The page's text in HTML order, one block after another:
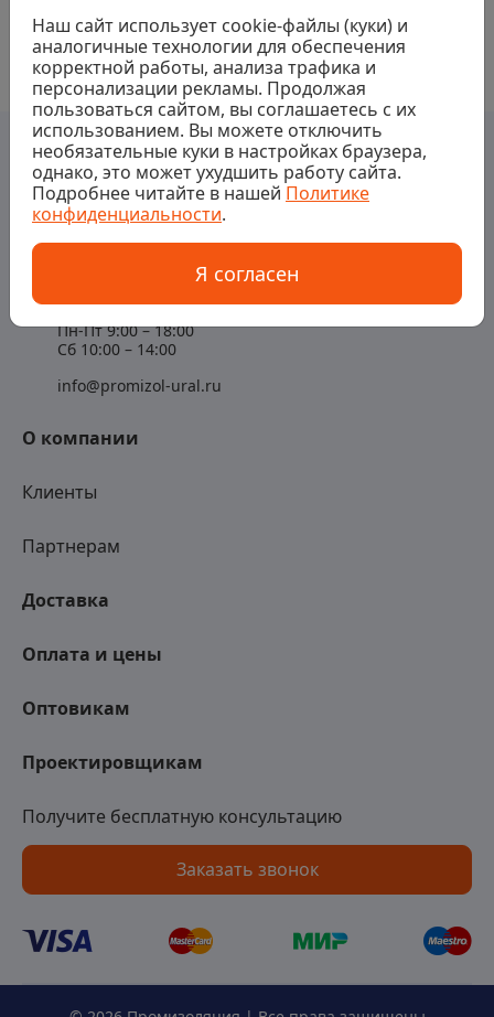
Получите бесплатную консультацию
Заказать звонок
О компании
Клиенты
Партнерам
Доставка
Оплата и цены
Оптовикам
Проектировщикам
Контакты
Пн-Пт 9:00 – 18:00
Сб 10:00 – 14:00
info@promizol-ural.ru
Наш сайт использует cookie-файлы (куки) и
аналогичные технологии для обеспечения
корректной работы, анализа трафика и
персонализации рекламы. Продолжая
пользоваться сайтом, вы соглашаетесь с их
использованием. Вы можете отключить
необязательные куки в настройках браузера,
однако, это может ухудшить работу сайта.
Подробнее читайте в нашей Политике
конфиденциальности.
Я согласен